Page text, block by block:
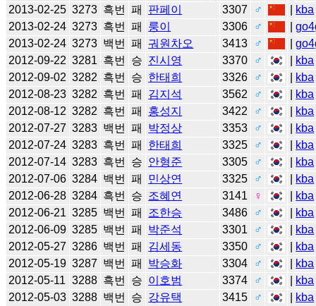
2013-02-25 3273 흑번 패 판페이 3307 ♂ kba
2013-02-24 3273 흑번 패 룽이 3306 ♂ |
2013-02-24 3273 백번 패 궈원차오 3413 ♂ |
2012-09-22 3281 흑번 승 진시영 3370 ♂ kba
2012-09-02 3282 흑번 승 한태희 3326 ♂ kba
2012-08-23 3282 흑번 패 김지석 3562 ♂ kba
2012-08-12 3282 흑번 패 홍성지 3422 ♂ kba
2012-07-27 3283 백번 패 박정상 3353 ♂ kba
2012-07-24 3283 흑번 패 한태희 3325 ♂ kba
2012-07-14 3283 흑번 승 안형준 3305 ♂ kba
2012-07-06 3284 백번 패 민상연 3325 ♂ kba
2012-06-28 3284 흑번 승 조혜연 3141 ♀ kba
2012-06-21 3285 백번 패 조한승 3486 ♂ kba
2012-06-09 3285 백번 패 박준석 3301 ♂ kba
2012-05-27 3286 백번 패 김세동 3350 ♂ kba
2012-05-19 3287 백번 패 박승화 3304 ♂ kba
2012-05-11 3288 흑번 승 이호범 3374 ♂ kba
2012-05-03 3288 백번 승 강유택 3415 ♂ kba